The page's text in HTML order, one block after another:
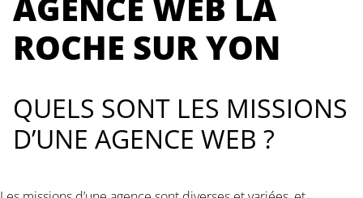
ROCHE SUR YON
QUELS SONT LES MISSIONS
D’UNE AGENCE WEB ?